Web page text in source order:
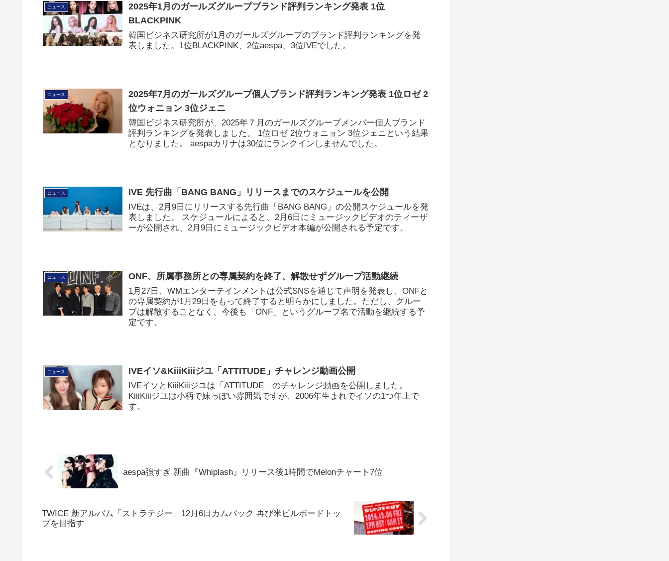
ニュース
2025年1月のガールズグループブランド評判ランキング発表 1位
BLACKPINK
韓国ビジネス研究所が1月のガールズグループのブランド評判ランキングを発
表しました。1位BLACKPINK、2位aespa、3位IVEでした。
ニュース
2025年7月のガールズグループ個人ブランド評判ランキング発表 1位ロゼ 2
位ウォニョン 3位ジェニ
韓国ビジネス研究所が、2025年７月のガールズグループメンバー個人ブランド
評判ランキングを発表しました。 1位ロゼ 2位ウォニョン 3位ジェニという結果
となりました。 aespaカリナは30位にランクインしませんでした。
ニュース IVE 先行曲「BANG BANG」リリースまでのスケジュールを公開
IVEは、2月9日にリリースする先行曲「BANG BANG」の公開スケジュールを発
表しました。 スケジュールによると、2月6日にミュージックビデオのティーザ
ーが公開され、2月9日にミュージックビデオ本編が公開される予定です。
ニュース ONF、所属事務所との専属契約を終了、解散せずグループ活動継続
1月27日、WMエンターテインメントは公式SNSを通じて声明を発表し、ONFと
の専属契約が1月29日をもって終了すると明らかにしました。ただし、グルー
プは解散することなく、今後も「ONF」というグループ名で活動を継続する予
定です。
ニュース IVEイソ&KiiiKiiiジユ「ATTITUDE」チャレンジ動画公開
IVEイソとKiiiKiiiジユは「ATTITUDE」のチャレンジ動画を公開しました。
KiiiKiiiジユは小柄で妹っぽい雰囲気ですが、2006年生まれでイソの1つ年上で
す。
aespa強すぎ 新曲『Whiplash』リリース後1時間でMelonチャート7位
TWICE 新アルバム「ストラテジー」12月6日カムバック 再び米ビルボードトッ
プを目指す